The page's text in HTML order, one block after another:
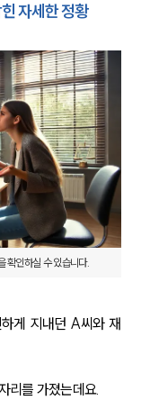
자세한 정황
확인하실 수 있습니다.
게 지내던 A씨와 재
리를 가졌는데요.